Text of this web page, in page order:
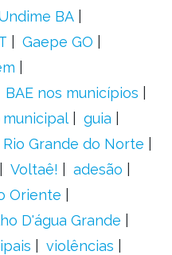
BA
Gaepe GO
BAE nos municípios
municipal
guia
Rio Grande do Norte
Voltaê!
adesão
Oriente
D'água Grande
violências